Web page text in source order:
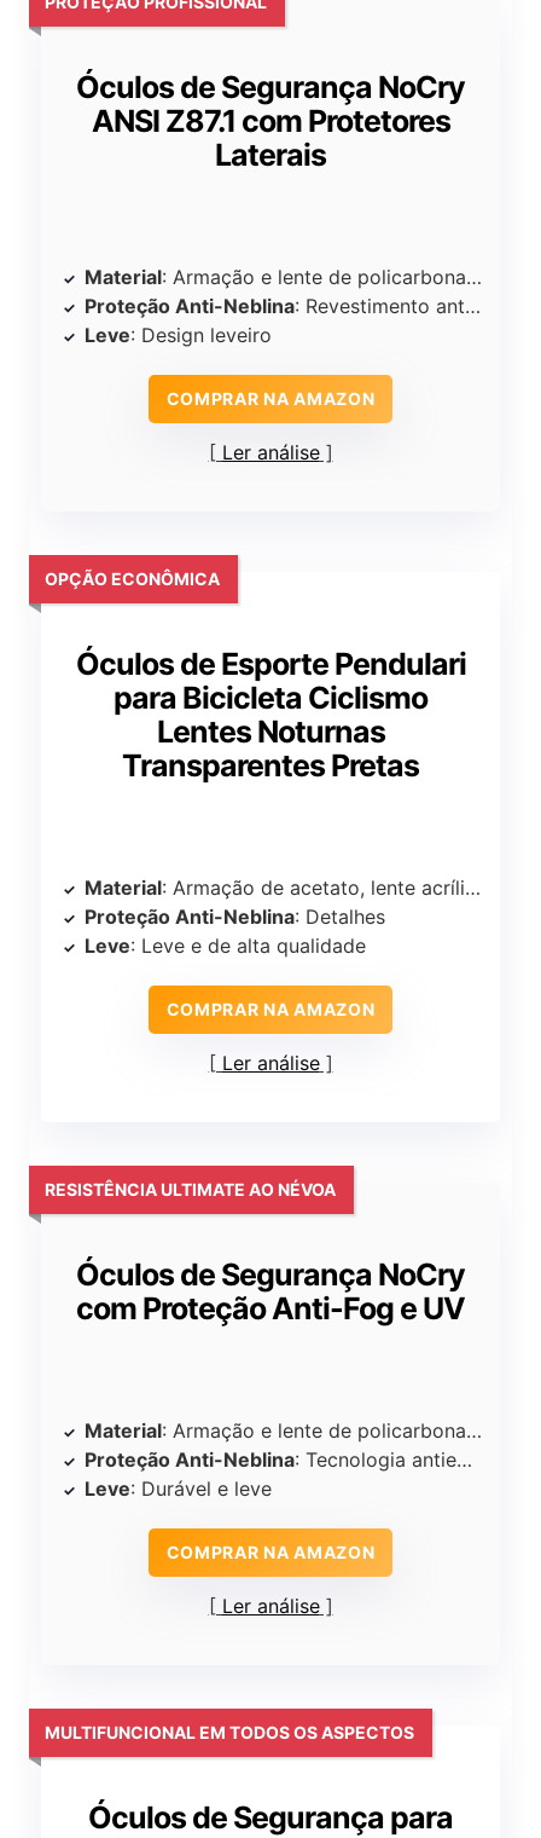
Óculos de Segurança NoCry
ANSI Z87.1 com Protetores
Laterais
Material: Armação e lente de policarbonato
Proteção Anti-Neblina: Revestimento anti-embaciamento
Leve: Design leveiro
COMPRAR NA AMAZON
Ler análise
Óculos de Esporte Pendulari
para Bicicleta Ciclismo
Lentes Noturnas
Transparentes Pretas
OPÇÃO ECONÔMICA
Material: Armação de acetato, lente acrílica
Proteção Anti-Neblina: Detalhes
Leve: Leve e de alta qualidade
COMPRAR NA AMAZON
Ler análise
Óculos de Segurança NoCry
com Proteção Anti-Fog e UV
RESISTÊNCIA ULTIMATE AO NÉVOA
Material: Armação e lente de policarbonato
Proteção Anti-Neblina: Tecnologia antiembaçante
Leve: Durável e leve
COMPRAR NA AMAZON
Ler análise
Óculos de Segurança para
MULTIFUNCIONAL EM TODOS OS ASPECTOS